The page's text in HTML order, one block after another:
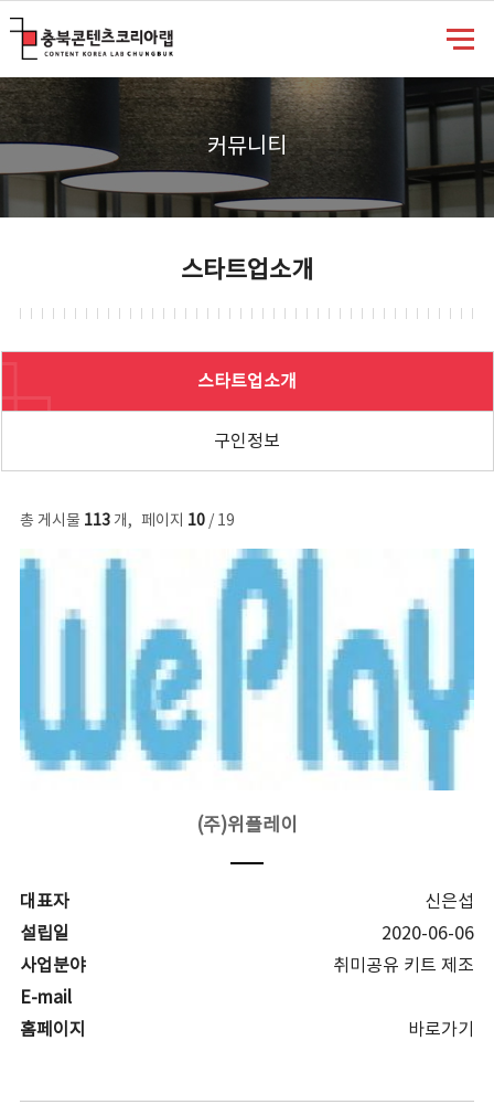
커뮤니티
스타트업소개
스타트업소개
구인정보
총 게시물 113개, 페이지 10/ 19
(주)위플레이
대표자
신은섭
설립일
2020-06-06
사업분야
취미공유 키트 제조
E-mail
홈페이지
바로가기